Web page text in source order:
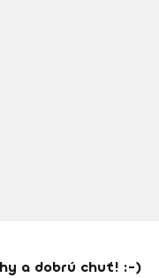
a dobrú chuť! :-)